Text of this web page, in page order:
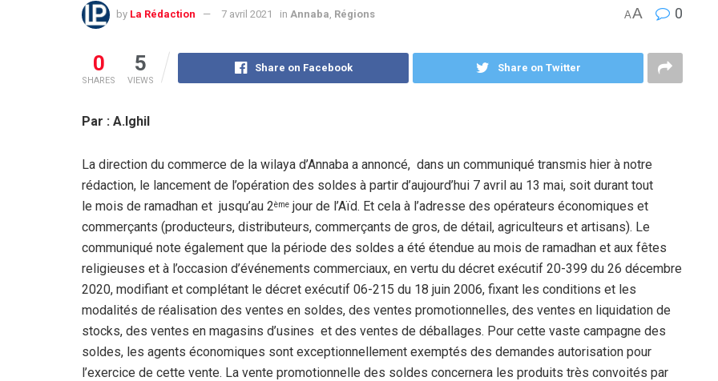
by La Rédaction 7 avril 2021 in Annaba Régions AA 0
0
SHARES
5
VIEWS
Share on Facebook Share on Twitter
Par : A.Ighil
La direction du commerce de la wilaya d’Annaba a annoncé, dans un communiqué transmis hier à notre
rédaction, le lancement de l’opération des soldes à partir d’aujourd’hui 7 avril au 13 mai, soit durant tout
le mois de ramadhan et jusqu’au 2ème jour de l’Aïd. Et cela à l’adresse des opérateurs économiques et
commerçants (producteurs, distributeurs, commerçants de gros, de détail, agriculteurs et artisans). Le
communiqué note également que la période des soldes a été étendue au mois de ramadhan et aux fêtes
religieuses et à l’occasion d’événements commerciaux, en vertu du décret exécutif 20-399 du 26 décembre
2020, modifiant et complétant le décret exécutif 06-215 du 18 juin 2006, fixant les conditions et les
modalités de réalisation des ventes en soldes, des ventes promotionnelles, des ventes en liquidation de
stocks, des ventes en magasins d’usines et des ventes de déballages. Pour cette vaste campagne des
soldes, les agents économiques sont exceptionnellement exemptés des demandes autorisation pour
l’exercice de cette vente. La vente promotionnelle des soldes concernera les produits très convoités par